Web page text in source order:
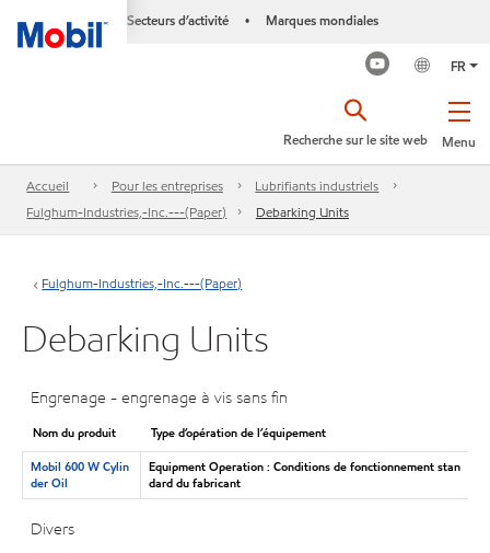
Secteurs d’activité • Marques mondiales
FR
Menu
Recherche sur le site web
Accueil Pour les entreprises
Lubrifiants industriels
Fulghum-Industries,-Inc.---(Paper)
Debarking Units
Fulghum-Industries,-Inc.---(Paper)
Debarking Units
Engrenage - engrenage à vis sans fin
Nom du produit
Type d’opération de l’équipement
Mobil 600 W Cylin
der Oil
Equipment Operation : Conditions de fonctionnement stan
dard du fabricant
Divers